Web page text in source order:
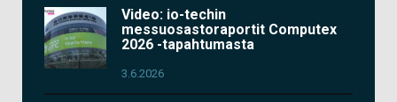
Video: io-techin
messuosastoraportit Computex
2026 -tapahtumasta
3.6.2026